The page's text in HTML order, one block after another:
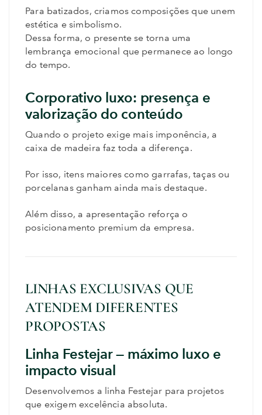
Para batizados, criamos composições que unem
estética e simbolismo.
Dessa forma, o presente se torna uma
lembrança emocional que permanece ao longo
do tempo.
Corporativo luxo: presença e
valorização do conteúdo
Quando o projeto exige mais imponência, a
caixa de madeira faz toda a diferença.
Por isso, itens maiores como garrafas, taças ou
porcelanas ganham ainda mais destaque.
Além disso, a apresentação reforça o
posicionamento premium da empresa.
LINHAS EXCLUSIVAS QUE
ATENDEM DIFERENTES
PROPOSTAS
Linha Festejar — máximo luxo e
impacto visual
Desenvolvemos a linha Festejar para projetos
que exigem excelência absoluta.